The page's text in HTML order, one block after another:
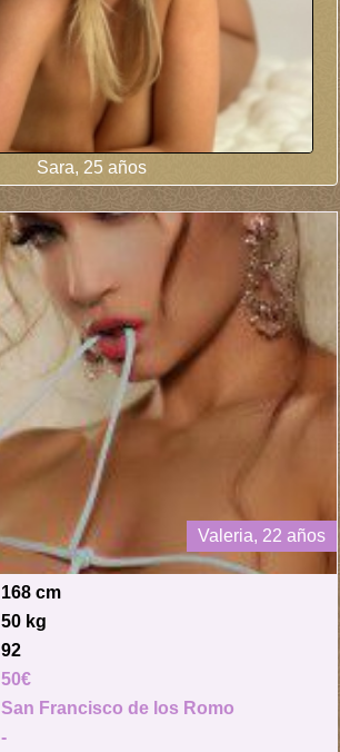
Sara, 25 años
Valeria, 22 años
168 cm
50 kg
92
50€
San Francisco de los Romo
-